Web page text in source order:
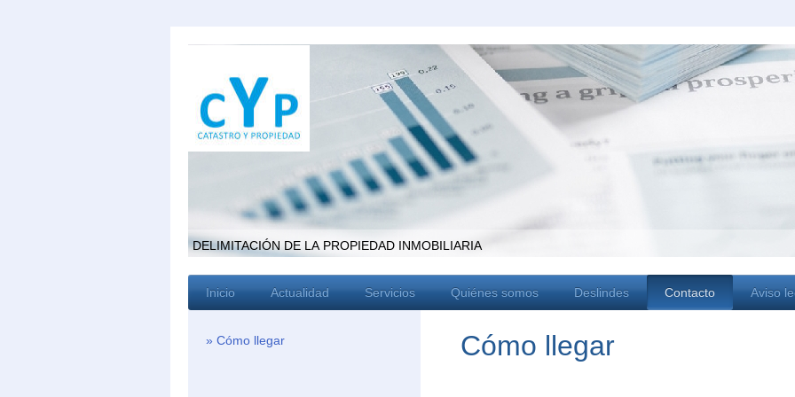
DELIMITACIÓN DE LA PROPIEDAD INMOBILIARIA
Inicio Actualidad Servicios Quiénes somos Deslindes Contacto Aviso
Cómo llegar
Cómo llegar